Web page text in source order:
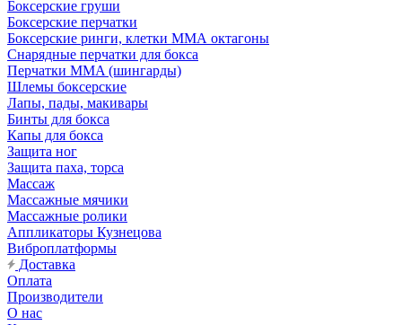
Боксерские груши
Боксерские перчатки
Боксерские ринги, клетки ММА октагоны
Снарядные перчатки для бокса
Перчатки MMA (шингарды)
Шлемы боксерские
Лапы, пады, макивары
Бинты для бокса
Капы для бокса
Защита ног
Защита паха, торса
Массаж
Массажные мячики
Массажные ролики
Аппликаторы Кузнецова
Виброплатформы
Доставка
Оплата
Производители
О нас